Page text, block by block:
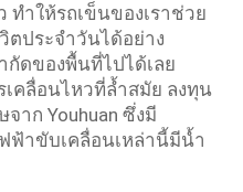
ทำให้รถเข็นของเราช่วย
ตประจำวันได้อย่าง
ดของพื้นที่ไปได้เลย
คลื่อนไหวที่ล้ำสมัย ลงทุน
าก Youhuan ซึ่งมี
ฟ้าขับเคลื่อนเหล่านี้มีน้ำ